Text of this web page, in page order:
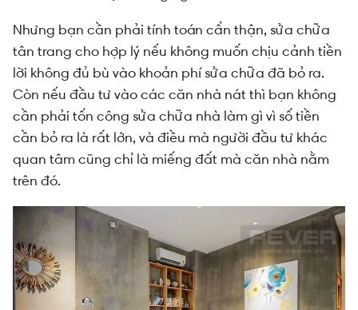
Nhưng bạn cần phải tính toán cẩn thận, sửa chữa
tân trang cho hợp lý nếu không muốn chịu cảnh tiền
lời không đủ bù vào khoản phí sửa chữa đã bỏ ra.
Còn nếu đầu tư vào các căn nhà nát thì bạn không
cần phải tốn công sửa chữa nhà làm gì vì số tiền
cần bỏ ra là rất lớn, và điều mà người đầu tư khác
quan tâm cũng chỉ là miếng đất mà căn nhà nằm
trên đó.